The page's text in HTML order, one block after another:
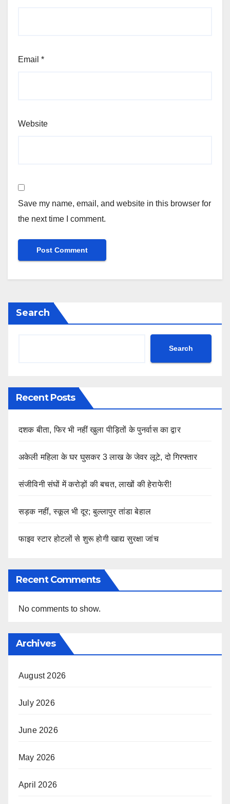
Email *
Website
Save my name, email, and website in this browser for
the next time I comment.
Search
Search
Recent Posts
दशक बीता, फिर भी नहीं खुला पीड़ितों के पुनर्वास का द्वार
अकेली महिला के घर घुसकर 3 लाख के जेवर लूटे, दो गिरफ्तार
संजीविनी संघों में करोड़ों की बचत, लाखों की हेराफेरी!
सड़क नहीं, स्कूल भी दूर; बुल्लापुर तांडा बेहाल
फाइव स्टार होटलों से शुरू होगी खाद्य सुरक्षा जांच
Recent Comments
No comments to show.
Archives
August 2026
July 2026
June 2026
May 2026
April 2026